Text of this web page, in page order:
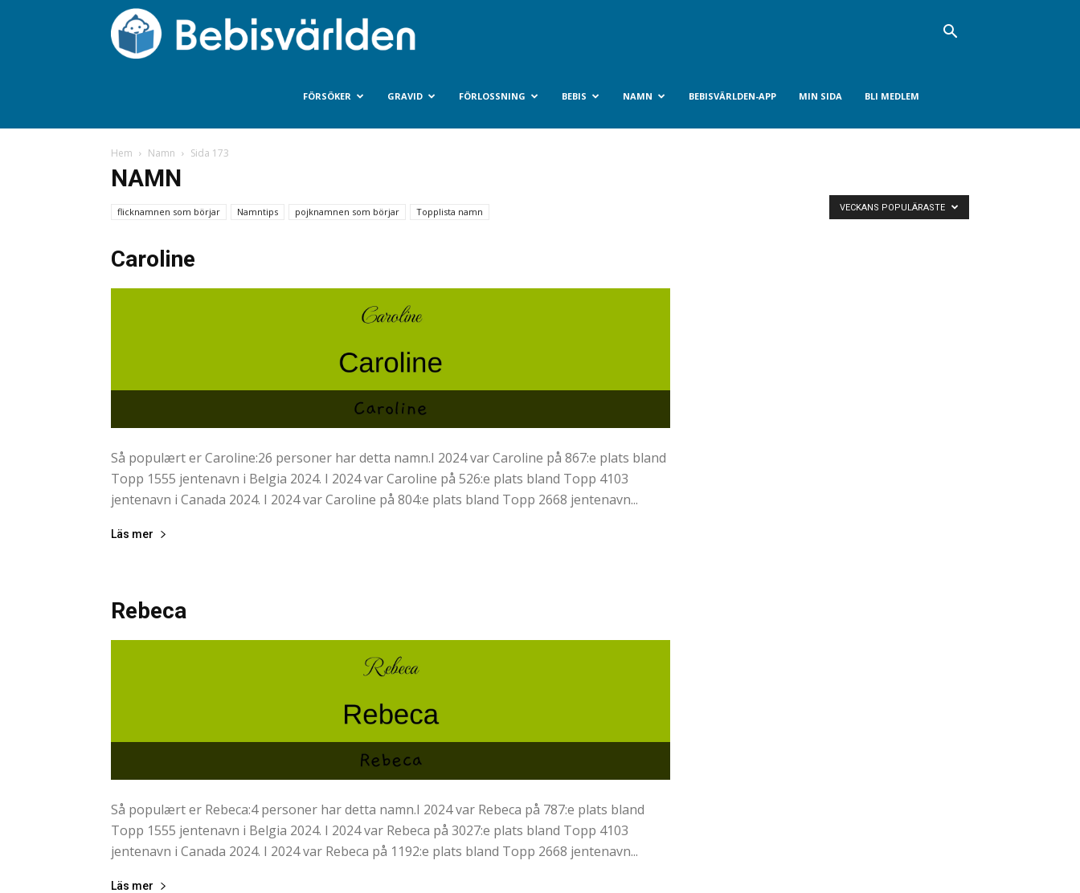
FÖRSÖKER GRAVID FÖRLOSSNING BEBIS NAMN BEBISVÄRLDEN-APP MIN SIDA BLI MEDLEM
Hem Namn Sida 173
NAMN
flicknamnen som börjar Namntips pojknamnen som börjar Topplista namn VECKANS POPULÄRASTE
Caroline
Så populært er Caroline:26 personer har detta namn.I 2024 var Caroline på 867:e plats bland
Topp 1555 jentenavn i Belgia 2024. I 2024 var Caroline på 526:e plats bland Topp 4103
jentenavn i Canada 2024. I 2024 var Caroline på 804:e plats bland Topp 2668 jentenavn...
Läs mer
Rebeca
Så populært er Rebeca:4 personer har detta namn.I 2024 var Rebeca på 787:e plats bland
Topp 1555 jentenavn i Belgia 2024. I 2024 var Rebeca på 3027:e plats bland Topp 4103
jentenavn i Canada 2024. I 2024 var Rebeca på 1192:e plats bland Topp 2668 jentenavn...
Läs mer